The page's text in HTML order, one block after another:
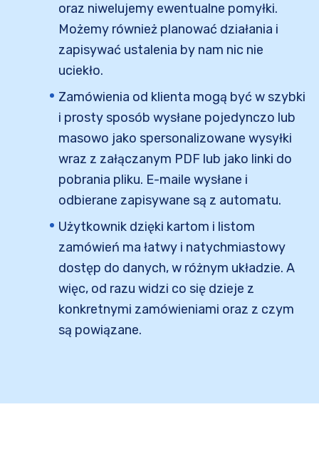
oraz niwelujemy ewentualne pomyłki.
Możemy również planować działania i
zapisywać ustalenia by nam nic nie
uciekło.
Zamówienia od klienta mogą być w szybki
i prosty sposób wysłane pojedynczo lub
masowo jako spersonalizowane wysyłki
wraz z załączanym PDF lub jako linki do
pobrania pliku. E-maile wysłane i
odbierane zapisywane są z automatu.
Użytkownik dzięki kartom i listom
zamówień ma łatwy i natychmiastowy
dostęp do danych, w różnym układzie. A
więc, od razu widzi co się dzieje z
konkretnymi zamówieniami oraz z czym
są powiązane.